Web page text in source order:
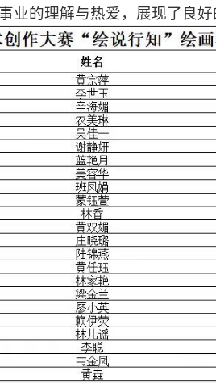
的理解与热爱，展现了良好